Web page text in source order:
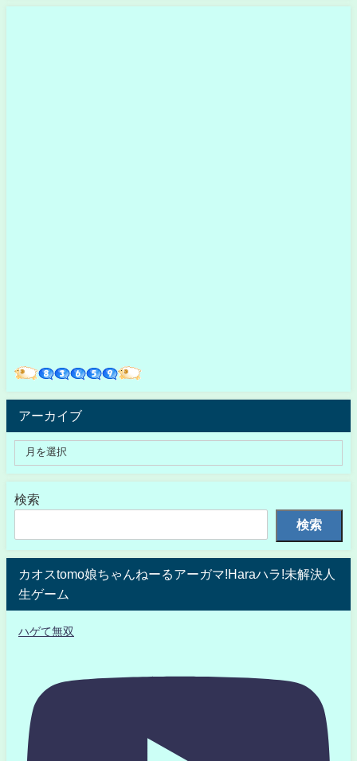
アーカイブ
検索
検索
カオスtomo娘ちゃんねーるアーガマ!Haraハラ!未解決人
生ゲーム
ハゲて無双